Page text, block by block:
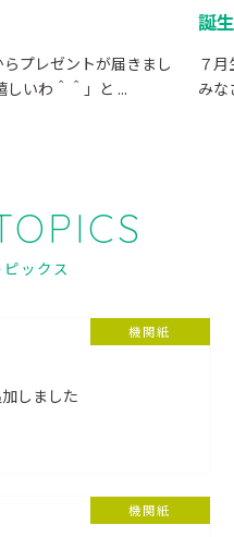
プレゼントが届きまし
いわ＾＾」と ...
誕
７
みな
ックス
機関紙
しました
機関紙